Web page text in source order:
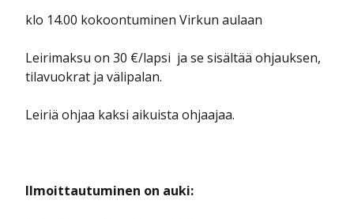
klo 14.00 kokoontuminen Virkun aulaan
Leirimaksu on 30 €/lapsi ja se sisältää ohjauksen,
tilavuokrat ja välipalan.
Leiriä ohjaa kaksi aikuista ohjaajaa.
Ilmoittautuminen on auki: